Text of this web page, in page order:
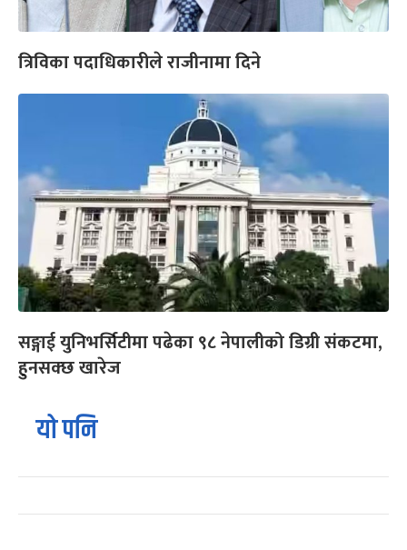
त्रिविका पदाधिकारीले राजीनामा दिने
सङ्गाई युनिभर्सिटीमा पढेका ९८ नेपालीको डिग्री संकटमा,
हुनसक्छ खारेज
यो पनि